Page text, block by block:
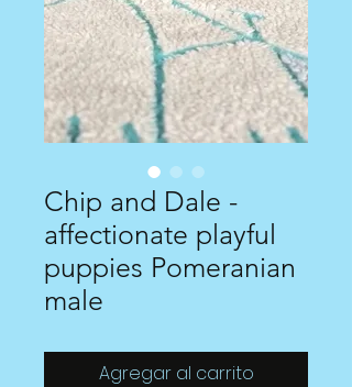
Chip and Dale -
affectionate playful
puppies Pomeranian
male
Agregar al carrito